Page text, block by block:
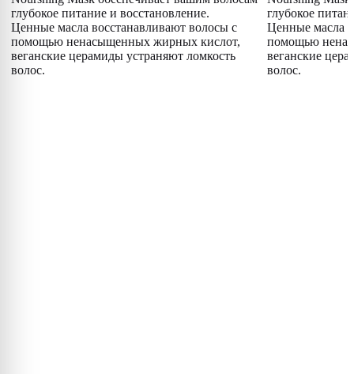
глубокое питание и восстановление.
Ценные масла восстанавливают волосы с
помощью ненасыщенных жирных кислот,
веганские церамиды устраняют ломкость
волос.
глубокое
Ценные масла
помощью
веганские
волос.